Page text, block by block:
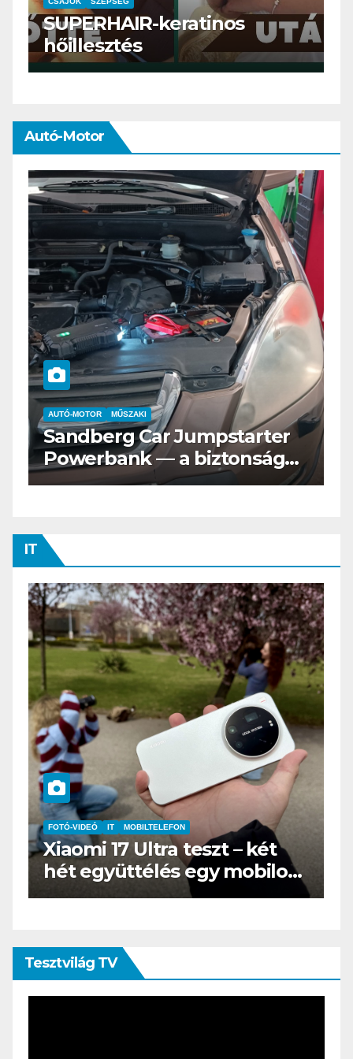
Szemöldök laminálás-az
meg mi?
Autó-Motor
AUTÓ-MOTOR ELEKTROMOS
Az új Nissan LEAF csak a
Tesztvilágra vár!
IT
IT MŰSZAKI
BOOX Go 10.3 teszt – Amikor
az e-book olvasó felnő, és
öltönyt húz
Tesztvilág TV